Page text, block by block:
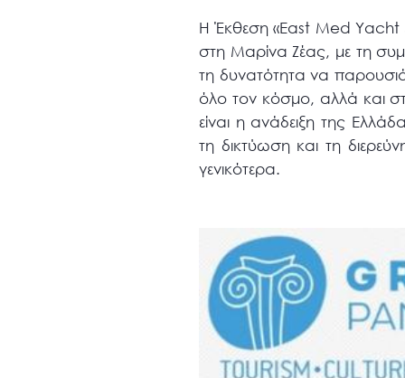
Η Έκθεση «East Med Yacht
στη Μαρίνα Ζέας, με τη
τη δυνατότητα να
όλο τον κόσμο, αλλά και
είναι η ανάδειξη της
τη δικτύωση και τη
γενικότερα.